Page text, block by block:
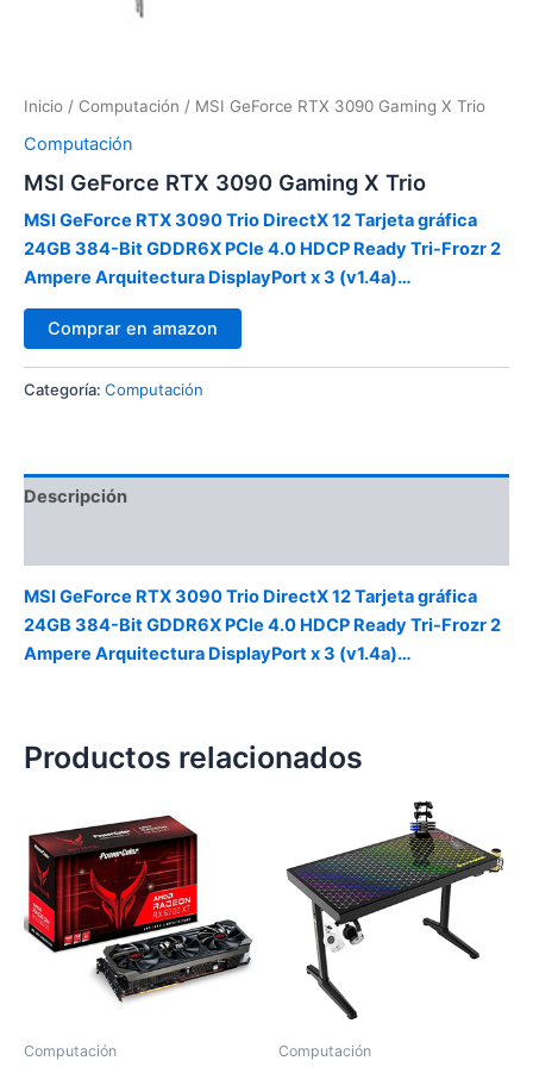
Inicio / Computación / MSI GeForce RTX 3090 Gaming X Trio
Computación
MSI GeForce RTX 3090 Gaming X Trio
MSI GeForce RTX 3090 Trio DirectX 12 Tarjeta gráfica
24GB 384-Bit GDDR6X PCIe 4.0 HDCP Ready Tri-Frozr 2
Ampere Arquitectura DisplayPort x 3 (v1.4a)…
Comprar en amazon
Categoría: Computación
Descripción
MSI GeForce RTX 3090 Trio DirectX 12 Tarjeta gráfica
24GB 384-Bit GDDR6X PCIe 4.0 HDCP Ready Tri-Frozr 2
Ampere Arquitectura DisplayPort x 3 (v1.4a)…
Productos relacionados
Computación Computación